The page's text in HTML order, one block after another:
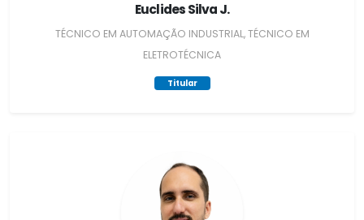
Euclides Silva J.
TÉCNICO EM AUTOMAÇÃO INDUSTRIAL, TÉCNICO EM
ELETROTÉCNICA
Titular